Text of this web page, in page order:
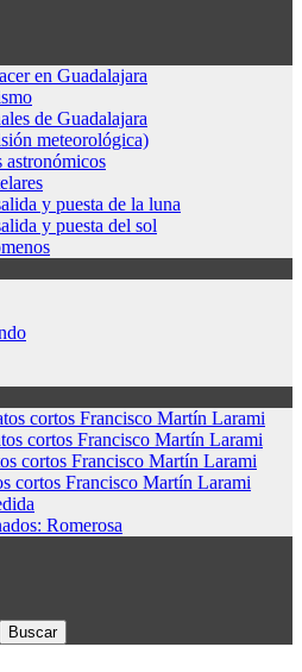
en Guadalajara
de Guadalajara
meteorológica)
astronómicos
y puesta de la luna
y puesta del sol
cortos Francisco Martín Larami
cortos Francisco Martín Larami
cortos Francisco Martín Larami
cortos Francisco Martín Larami
Romerosa